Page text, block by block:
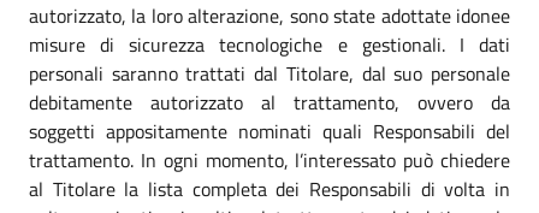
autorizzato, la loro alterazione, sono state adottate idonee
misure di sicurezza tecnologiche e gestionali. I dati
personali saranno trattati dal Titolare, dal suo personale
debitamente autorizzato al trattamento, ovvero da
soggetti appositamente nominati quali Responsabili del
trattamento. In ogni momento, l’interessato può chiedere
al Titolare la lista completa dei Responsabili di volta in